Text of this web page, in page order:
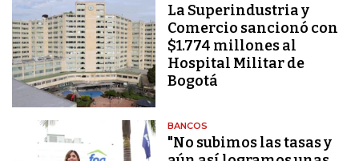
La Superindustria y
Comercio sancionó con
$1.774 millones al
Hospital Militar de
Bogotá
BANCOS
"No subimos las tasas y